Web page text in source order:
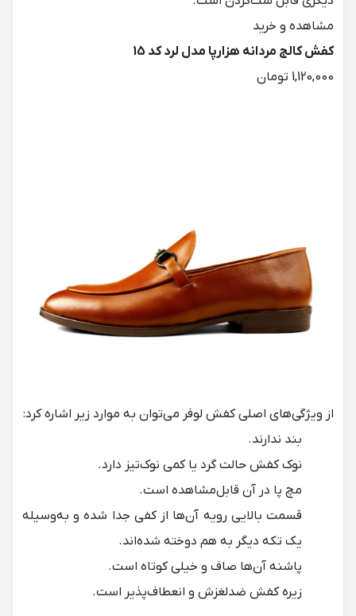
کفش کالج مردانه هزارپا مدل لرد کد 15
1,120,000 تومان
از ویژگی‌های اصلی کفش لوفر می‌توان به موارد زیر اشاره کرد:
بند ندارند.
نوک کفش حالت گرد یا کمی نوک‌تیز دارد.
مچ پا در آن قابل‌مشاهده است.
قسمت بالایی رویه آن‌ها از کفی جدا شده و به‌وسیله
یک تکه دیگر به هم دوخته شده‌اند.
پاشنه آن‌ها صاف و خیلی کوتاه است.
زیره کفش ضدلغزش و انعطاف‌پذیر است.